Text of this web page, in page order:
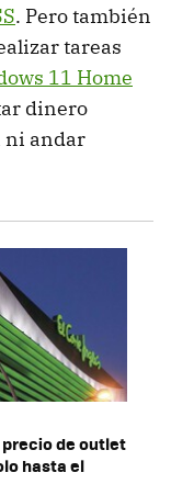
. Pero también
tareas
11 Home
dinero
ni andar
precio de outlet
hasta el